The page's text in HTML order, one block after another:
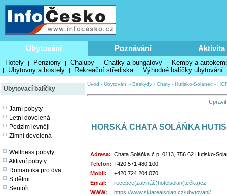
Ubytování Poznávání Aktivita
Hotely | Penziony | Chalupy | Chatky a bungalovy | Kempy a
| Ubytovny a hostely | Rekreační střediska | Výhodné balíčky ubytování
Ubytovací balíčky
Jarní pobyty
Letní dovolená
Podzim levněji
Zimní dovolená
Wellness pobyty
Aktivní pobyty
Romantika pro dva
S dětmi
Senioři
Úvod - Ubytování - Beskydy - Chaty - Hutisko-Solanec -
HORSKÁ CHATA SOLÁŇKA
Adresa: Chata Soláňka č.p. 0113, 756 62 Hutisko-
Telefon: +420 571 480 100
Mobil:
+420 724 204 070
Email:
recepce(zavináč)hotelsolan(tečka)cz
WWW:
https://www.skiarealsolan.cz/ubytovani/